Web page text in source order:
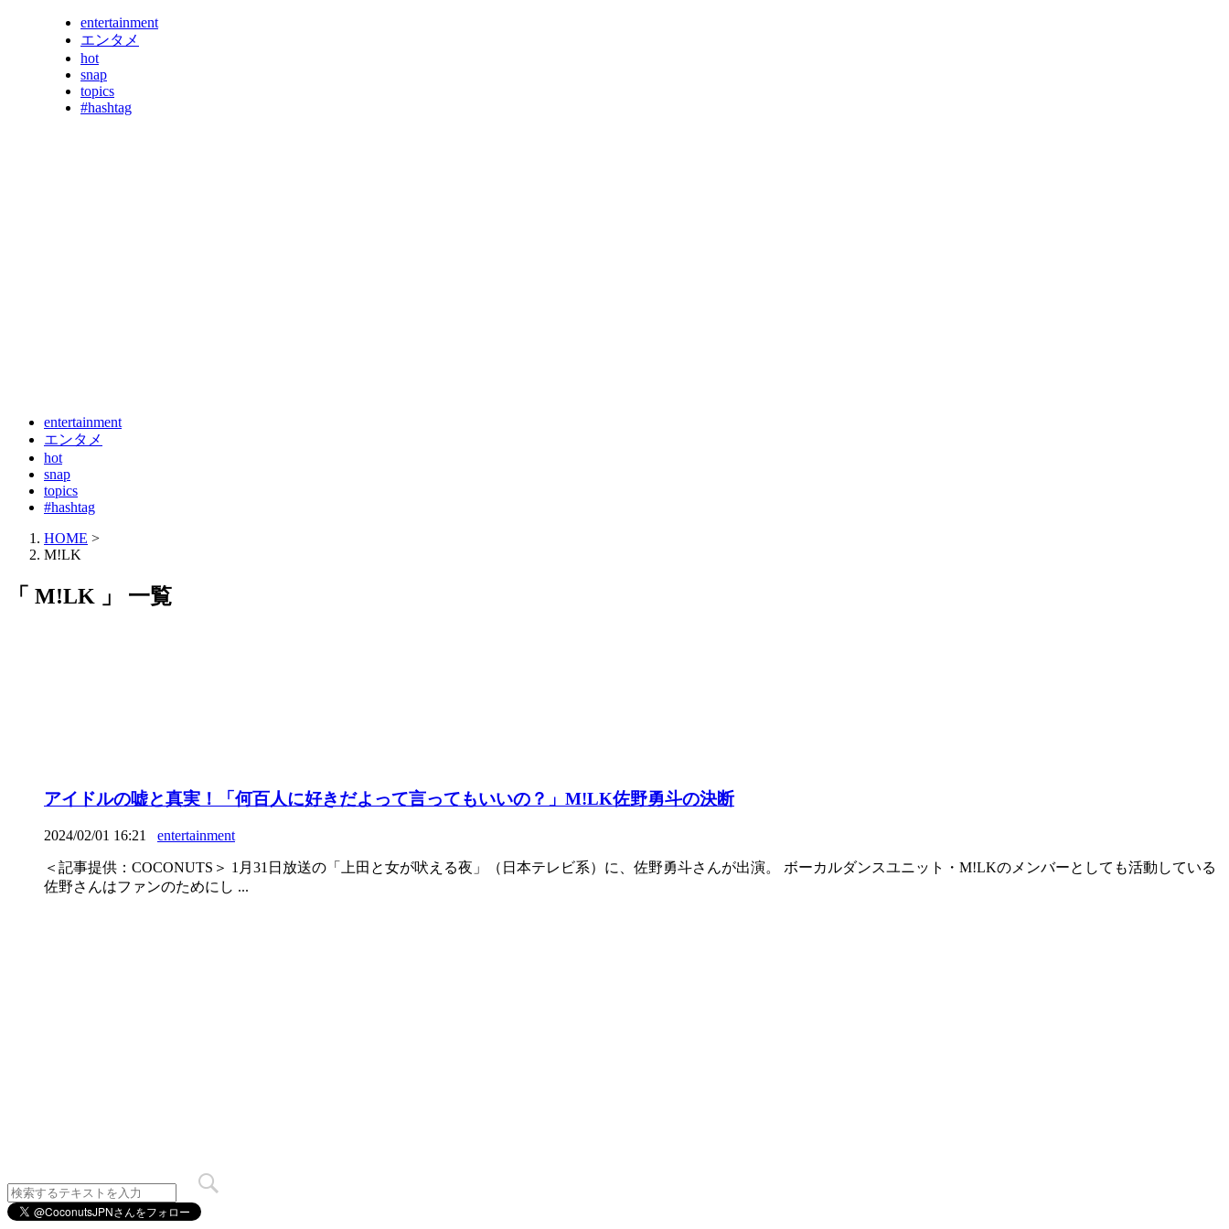
entertainment
エンタメ
hot
snap
topics
#hashtag
entertainment
エンタメ
hot
snap
topics
#hashtag
HOME >
MǃLK
「 MǃLK 」 一覧
アイドルの嘘と真実！「何百人に好きだよって言ってもいいの？」M!LK佐野勇斗の決断
2024/02/01 16:21 entertainment
＜記事提供：COCONUTS＞ 1月31日放送の「上田と女が吠える夜」（日本テレビ系）に、佐野勇斗さんが出演。 ボーカルダンスユニット・M!LKのメンバーとしても活動している
佐野さんはファンのためにし ...